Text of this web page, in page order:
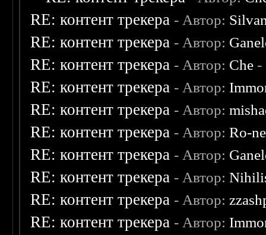
RE: контент трекера - Автор:
RE: контент трекера - Автор:
RE: контент трекера - Автор: Che -
RE: контент трекера - Автор:
RE: контент трекера - Автор:
RE: контент трекера - Автор:Ro-
RE: контент трекера - Автор:
RE: контент трекера - Автор:
RE: контент трекера - Автор:
RE: контент трекера - Автор: